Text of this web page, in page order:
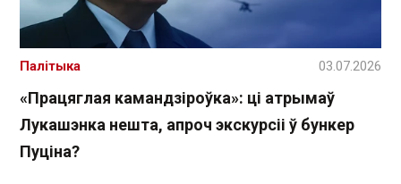
«Працяглая камандзіроўка»: ці атрымаў
Лукашэнка нешта, апроч экскурсіі ў бункер
Пуціна?
Палітыка 03.07.2026